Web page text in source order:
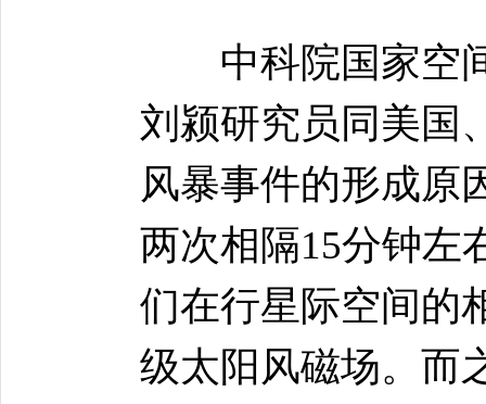
中科院国家空间
刘颍研究员同美国
风暴事件的形成原
两次相隔15分钟左
们在行星际空间的
级太阳风磁场。而